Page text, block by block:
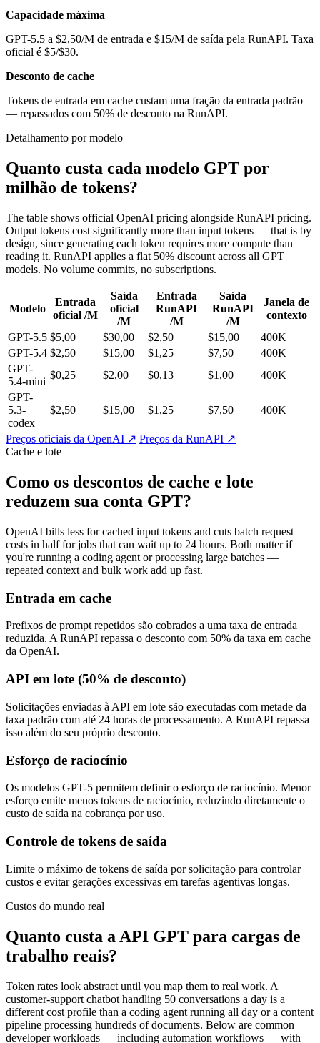
Capacidade máxima
GPT-5.5 a $2,50/M de entrada e $15/M de saída pela RunAPI. Taxa
oficial é $5/$30.
Desconto de cache
Tokens de entrada em cache custam uma fração da entrada padrão
— repassados com 50% de desconto na RunAPI.
Detalhamento por modelo
Quanto custa cada modelo GPT por
milhão de tokens?
The table shows official OpenAI pricing alongside RunAPI pricing.
Output tokens cost significantly more than input tokens — that is by
design, since generating each token requires more compute than
reading it. RunAPI applies a flat 50% discount across all GPT
models. No volume commits, no subscriptions.
Modelo
Entrada
oficial /M
Saída
oficial
/M
Entrada
RunAPI
/M
Saída
RunAPI
/M
Janela de
contexto
GPT-5.5 $5,00 $30,00 $2,50 $15,00
400K
GPT-5.4 $2,50 $15,00 $1,25 $7,50
400K
GPT-
5.4-mini
$0,25 $2,00 $0,13 $1,00
400K
GPT-
5.3-
codex
$2,50 $15,00 $1,25 $7,50 400K
Preços oficiais da OpenAI ↗ Preços da RunAPI ↗
Cache e lote
Como os descontos de cache e lote
reduzem sua conta GPT?
OpenAI bills less for cached input tokens and cuts batch request
costs in half for jobs that can wait up to 24 hours. Both matter if
you're running a coding agent or processing large batches —
repeated context and bulk work add up fast.
Entrada em cache
Prefixos de prompt repetidos são cobrados a uma taxa de entrada
reduzida. A RunAPI repassa o desconto com 50% da taxa em cache
da OpenAI.
API em lote (50% de desconto)
Solicitações enviadas à API em lote são executadas com metade da
taxa padrão com até 24 horas de processamento. A RunAPI repassa
isso além do seu próprio desconto.
Esforço de raciocínio
Os modelos GPT-5 permitem definir o esforço de raciocínio. Menor
esforço emite menos tokens de raciocínio, reduzindo diretamente o
custo de saída na cobrança por uso.
Controle de tokens de saída
Limite o máximo de tokens de saída por solicitação para controlar
custos e evitar gerações excessivas em tarefas agentivas longas.
Custos do mundo real
Quanto custa a API GPT para cargas de
trabalho reais?
Token rates look abstract until you map them to real work. A
customer-support chatbot handling 50 conversations a day is a
different cost profile than a coding agent running all day or a content
pipeline processing hundreds of documents. Below are common
developer workloads — including automation workflows — with